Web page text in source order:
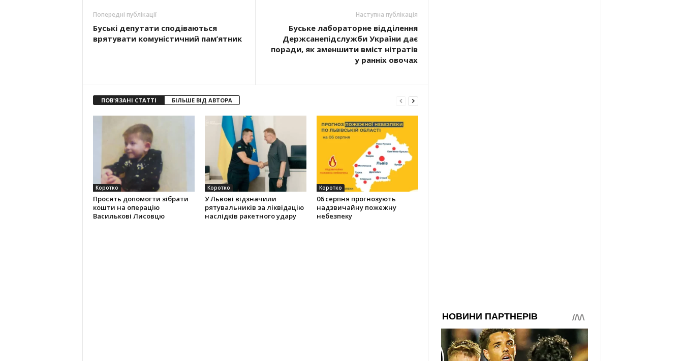
Попередні публікації
Буські депутати сподіваються
врятувати комуністичний пам’ятник
Наступна публікація
Буське лабораторне відділення
Держсанепідслужби України дає
поради, як зменшити вміст нітратів
у ранніх овочах
ПОВ'ЯЗАНІ СТАТТІ БІЛЬШЕ ВІД АВТОРА
Коротко
Просять допомогти зібрати
кошти на операцію
Василькові Лисовцю
Коротко
У Львові відзначили
рятувальників за ліквідацію
наслідків ракетного удару
Коротко
06 серпня прогнозують
надзвичайну пожежну
небезпеку